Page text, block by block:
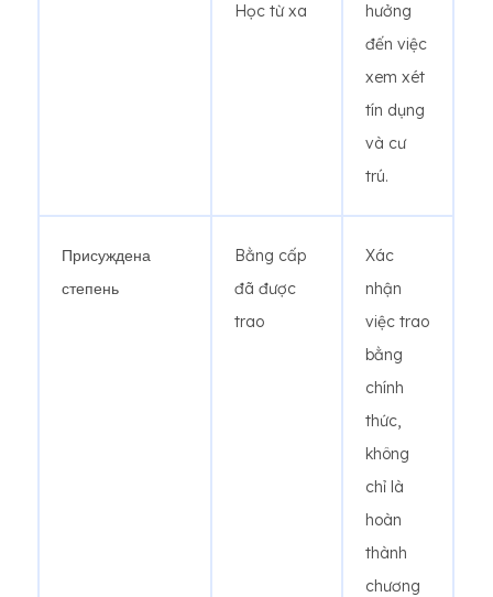
Học từ xa
hưởng
đến việc
xem xét
tín dụng
và cư
trú.
Присуждена
степень
Bằng cấp
đã được
trao
Xác
nhận
việc trao
bằng
chính
thức,
không
chỉ là
hoàn
thành
chương